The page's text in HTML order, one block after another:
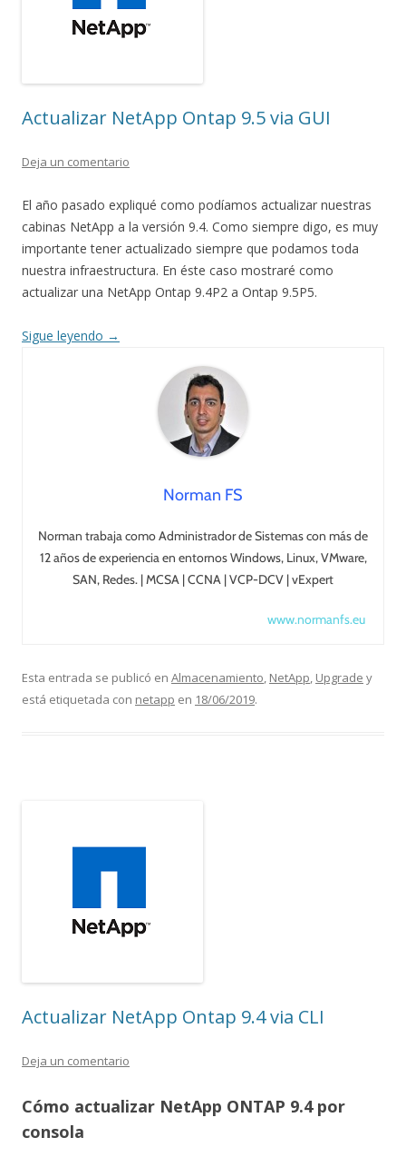
Actualizar NetApp Ontap 9.5 via GUI
Deja un comentario
El año pasado expliqué como podíamos actualizar nuestras
cabinas NetApp a la versión 9.4. Como siempre digo, es muy
importante tener actualizado siempre que podamos toda
nuestra infraestructura. En éste caso mostraré como
actualizar una NetApp Ontap 9.4P2 a Ontap 9.5P5.
Sigue leyendo →
Norman FS
Norman trabaja como Administrador de Sistemas con más de
12 años de experiencia en entornos Windows, Linux, VMware,
SAN, Redes. | MCSA | CCNA | VCP-DCV | vExpert
www.normanfs.eu
Esta entrada se publicó en Almacenamiento, NetApp, Upgrade y
está etiquetada con netapp en 18/06/2019.
Actualizar NetApp Ontap 9.4 via CLI
Deja un comentario
Cómo actualizar NetApp ONTAP 9.4 por
consola